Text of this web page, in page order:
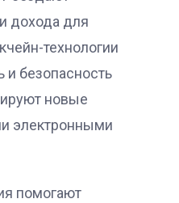
дохода для
технологии
и безопасность
новые
электронными
помогают